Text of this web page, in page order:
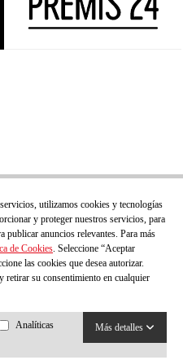
utilizamos cookies y tecnologías
y proteger nuestros servicios, para
publicar anuncios relevantes. Para más
de Cookies. Seleccione “Aceptar
las cookies que desea autorizar.
retirar su consentimiento en cualquier
Analíticas
Más detalles